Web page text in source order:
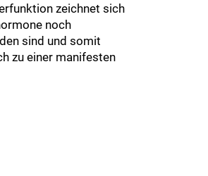
zeichnet sich
noch
sind und somit
zu einer manifesten